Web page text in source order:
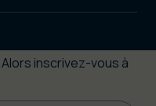
inscrivez-vous à